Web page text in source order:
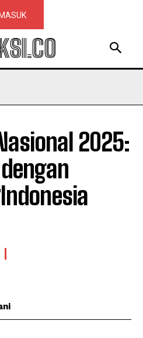
MASUK
2025: